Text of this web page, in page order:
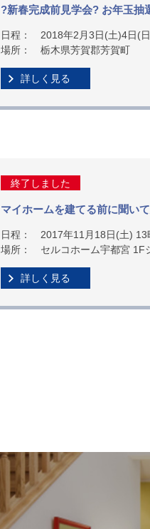
?新春完成前見学会? お年玉抽
日程：
2018年2月3日(土)4日(
場所：
栃木県芳賀郡芳賀町
詳しく見る
終了しました
マイホームを建てる前に聞い
日程：
2017年11月18日(土) 13
場所：
セルコホーム宇都宮 1F
詳しく見る